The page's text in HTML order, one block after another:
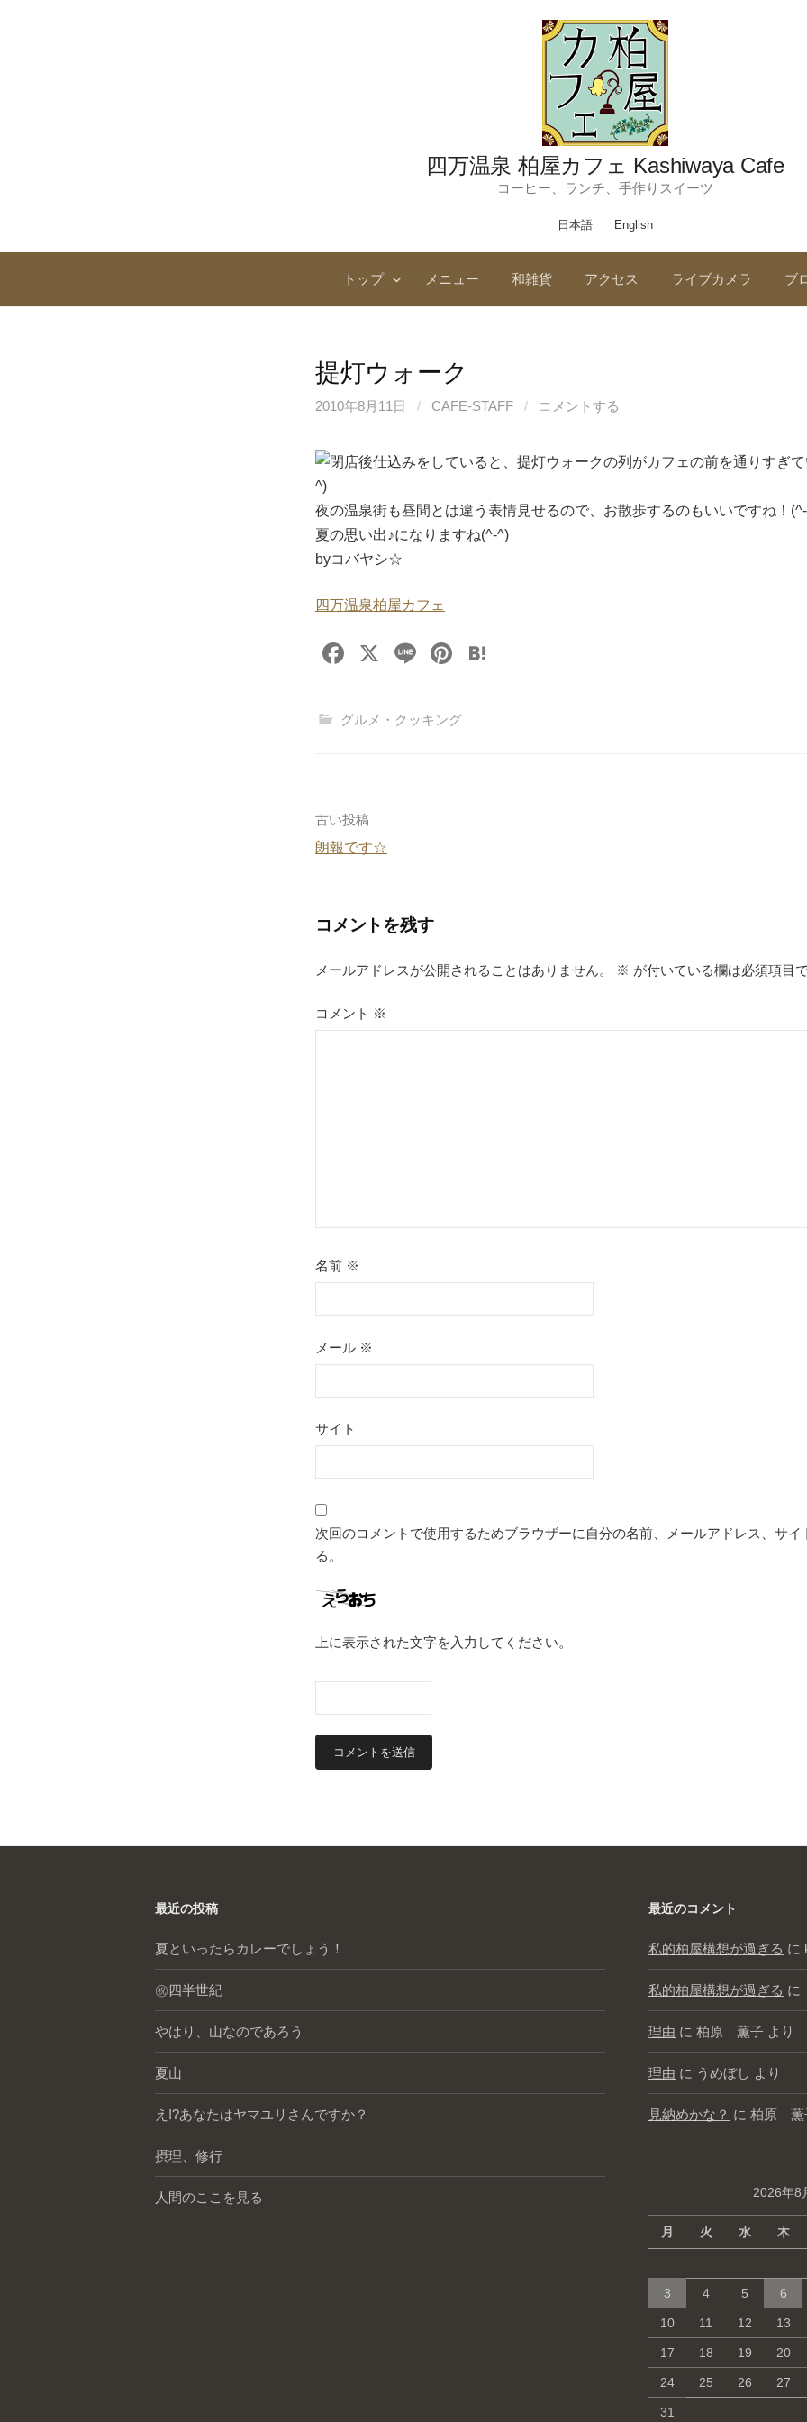
四万温泉 柏屋カフェ Kashiwaya Cafe
コーヒー、ランチ、手作りスイーツ
日本語 English
トップ メニュー 和雑貨 アクセス ライブカメラ ブ
提灯ウォーク
2010年8月11日 / CAFE-STAFF / コメントする
閉店後仕込みをしていると、提灯ウォークの列がカフェの前を通りすぎ
^)
夜の温泉街も昼間とは違う表情見せるので、お散歩するのもいいですね！
夏の思い出♪になりますね(^-^)
byコバヤシ☆
四万温泉柏屋カフェ
F
c
o
k
X
Li
e
Pi
er
グルメ・クッキング
投
稿
ビ
ゲ
ー
古い投稿
朗報です☆
コメントを残す
メールアドレスが公開されることはありません。 ※ が付いている欄は必須項目
コメント ※
名前 ※
メール ※
サイト
次回のコメントで使用するためブラウザーに自分の名前、メールアドレス、サイ
る。
上に表示された文字を入力してください。
最近の投稿
夏といったらカレーでしょう！
㊗️四半世紀
やはり、山なのであろう
夏山
え!?あなたはヤマユリさんですか？
摂理、修行
人間のここを見る
最近のコメント
私的柏屋構想が過ぎる に
私的柏屋構想が過ぎる に
理由 に 柏原 薫子 より
理由 に うめぼし より
見納めかな？ に 柏原 薫
2026年8
月 火 水 木
3 4 5 6
10 11 12 13
17 18 19 20
24 25 26 27
31